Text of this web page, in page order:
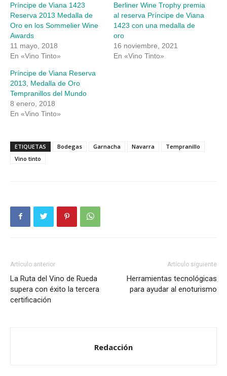
ventana
nueva)
ventana
nueva)
Príncipe de Viana 1423
Reserva 2013 Medalla de
Oro en los Sommelier Wine
Awards
11 mayo, 2018
En «Vino Tinto»
Berliner Wine Trophy premia
al reserva Príncipe de Viana
1423 con una medalla de
oro
16 noviembre, 2021
En «Vino Tinto»
Príncipe de Viana Reserva
2013, Medalla de Oro
Tempranillos del Mundo
8 enero, 2018
En «Vino Tinto»
ETIQUETAS Bodegas Garnacha Navarra
Tempranillo
Vino tinto
Artículo anterior
La Ruta del Vino de Rueda
supera con éxito la tercera
certificación
Artículo siguiente
Herramientas tecnológicas
para ayudar al enoturismo
Redacción